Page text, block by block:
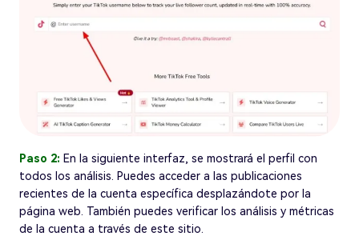
Paso 2: En la siguiente interfaz, se mostrará el perfil con
todos los análisis. Puedes acceder a las publicaciones
recientes de la cuenta específica desplazándote por la
página web. También puedes verificar los análisis y métricas
de la cuenta a través de este sitio.